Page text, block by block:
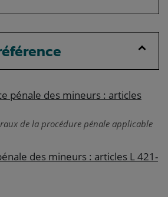
pénale des mineurs : articles
de la procédure pénale applicable
des mineurs : articles L 421-